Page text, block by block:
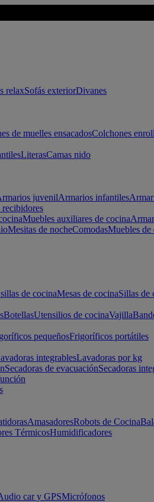
relaxSofás exteriorDivanes
de muelles ensacadosColchones
LiterasCamas nido
juvenilArmarios infantiles
Muebles auxiliares de cocina
Mesitas de nocheComodasMuebles
de cocinaMesas de cocinaSillas de
BotellasUtensilios de cocinaVajilla
pequeñosFrigoríficos portátiles
integrablesLavadoras por kg
Secadoras de evacuaciónSecadoras
AmasadoresRobots de Cocina
TérmicosHumidificadores
car y GPSMicrófonos